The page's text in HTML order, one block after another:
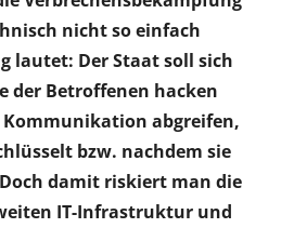
nicht so einfach
lautet: Der Staat soll sich
der Betroffenen hacken
abgreifen,
bzw. nachdem sie
damit riskiert man die
IT-Infrastruktur und